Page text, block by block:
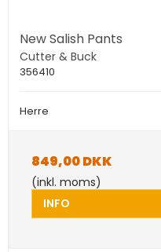
New Salish Pants
Cutter & Buck
356410
Herre
849,00 DKK
(inkl. moms)
INFO